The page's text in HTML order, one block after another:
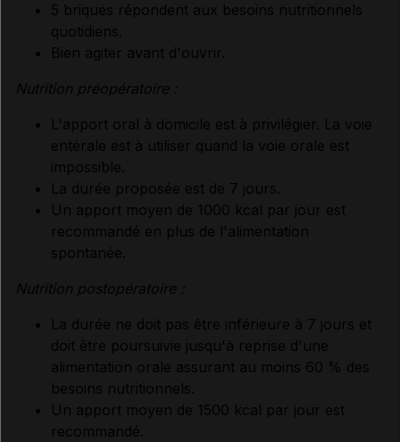
5 briques répondent aux besoins nutritionnels
quotidiens.
Bien agiter avant d'ouvrir.
Nutrition préopératoire :
L'apport oral à domicile est à privilégier. La voie
entérale est à utiliser quand la voie orale est
impossible.
La durée proposée est de 7 jours.
Un apport moyen de 1000 kcal par jour est
recommandé en plus de l'alimentation
spontanée.
Nutrition postopératoire :
La durée ne doit pas être inférieure à 7 jours et
doit être poursuivie jusqu'à reprise d'une
alimentation orale assurant au moins 60 % des
besoins nutritionnels.
Un apport moyen de 1500 kcal par jour est
recommandé.